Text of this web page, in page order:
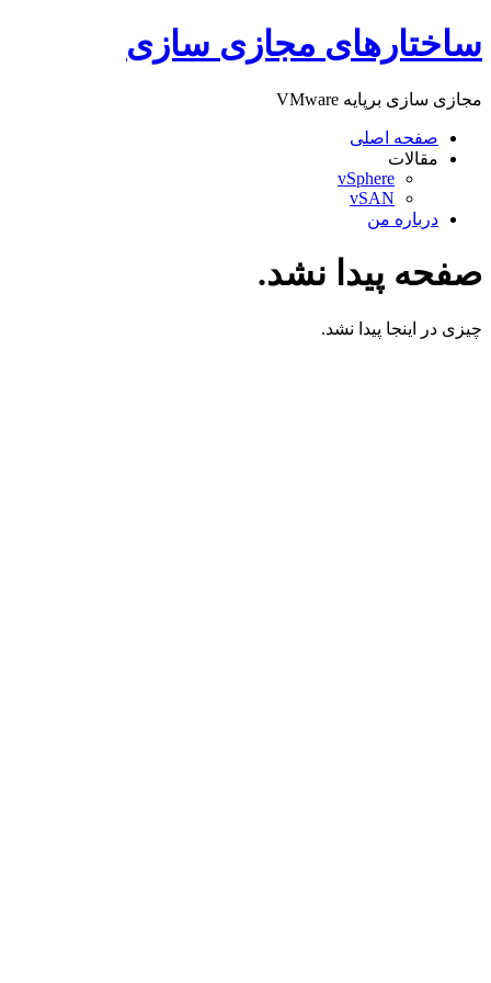
پرش
به
ساختارهای مجازی سازی
مجازی سازی برپایه VMware
صفحه اصلی
مقالات
vSphere
vSAN
درباره من
صفحه پیدا نشد.
چیزی در اینجا پیدا نشد.